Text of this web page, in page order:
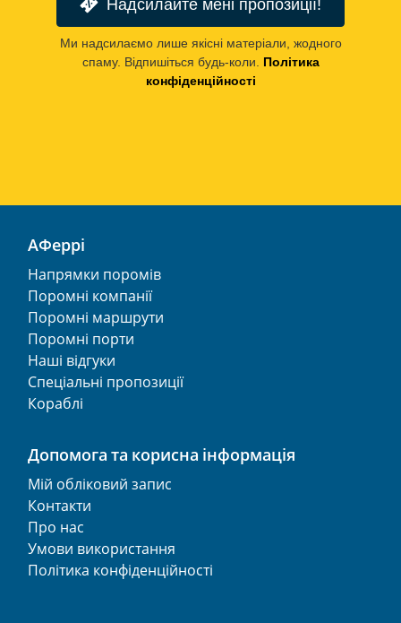
Надсилайте мені пропозиції!
Ми надсилаємо лише якісні матеріали, жодного
спаму. Відпишіться будь-коли. Політика
конфіденційності
АФеррі
Напрямки поромів
Поромні компанії
Поромні маршрути
Поромні порти
Наші відгуки
Спеціальні пропозиції
Кораблі
Допомога та корисна інформація
Мій обліковий запис
Контакти
Про нас
Умови використання
Політика конфіденційності